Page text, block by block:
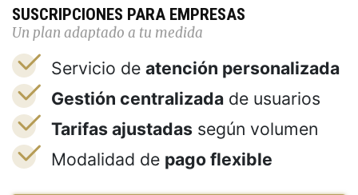
SUSCRIPCIONES PARA EMPRESAS
Un plan adaptado a tu medida
Servicio de atención personalizada
Gestión centralizada de usuarios
Tarifas ajustadas según volumen
Modalidad de pago flexible